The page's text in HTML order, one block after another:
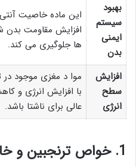
بهبود
سیستم
ایمنی
بدن
این ماده خاصیت
افزایش مقاومت بدن
ها جلوگیری می کند.
افزایش
سطح
انرژی
موا د مغزی موجود
با افزایش انرژی و
عالی برای ناشتا باشد.
1. خواص ترنجبین و خاکشیر برای کبد